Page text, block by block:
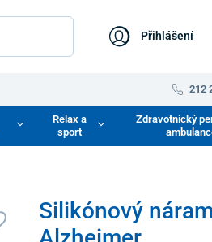
Přihlášení
212
Relax a
sport
Zdravotnický
Silikónový